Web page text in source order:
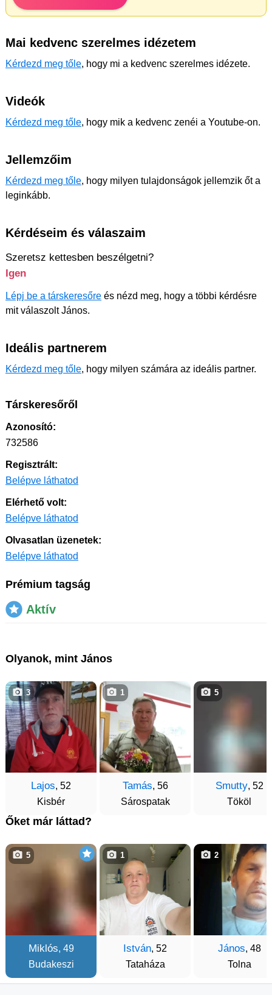
Mai kedvenc szerelmes idézetem
Kérdezd meg tőle, hogy mi a kedvenc szerelmes idézete.
Videók
Kérdezd meg tőle, hogy mik a kedvenc zenéi a Youtube-on.
Jellemzőim
Kérdezd meg tőle, hogy milyen tulajdonságok jellemzik őt a
leginkább.
Kérdéseim és válaszaim
Szeretsz kettesben beszélgetni?
Igen
Lépj be a társkeresőre és nézd meg, hogy a többi kérdésre
mit válaszolt János.
Ideális partnerem
Kérdezd meg tőle, hogy milyen számára az ideális partner.
Társkeresőről
Azonosító:
732586
Regisztrált:
Belépve láthatod
Elérhető volt:
Belépve láthatod
Olvasatlan üzenetek:
Belépve láthatod
Prémium tagság
Aktív
Olyanok, mint János
Lajos, 52
Kisbér
3
Tamás, 56
Sárospatak
1
Smutty, 52
Tököl
5
Őket már láttad?
Miklós, 49
Budakeszi
5
István, 52
Tataháza
1
János, 48
Tolna
2